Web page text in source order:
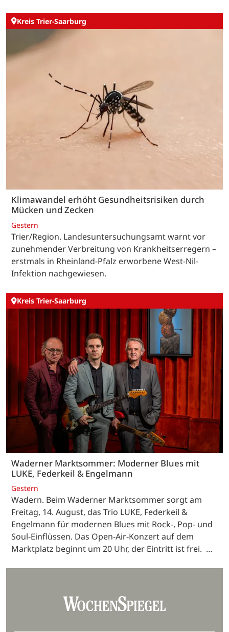
Kreis Trier-Saarburg
Klimawandel erhöht Gesundheitsrisiken durch
Mücken und Zecken
Gestern
Trier/Region. Landesuntersuchungsamt warnt vor
zunehmender Verbreitung von Krankheitserregern –
erstmals in Rheinland-Pfalz erworbene West-Nil-
Infektion nachgewiesen.
Kreis Trier-Saarburg
Waderner Marktsommer: Moderner Blues mit
LUKE, Federkeil & Engelmann
Gestern
Wadern. Beim Waderner Marktsommer sorgt am
Freitag, 14. August, das Trio LUKE, Federkeil &
Engelmann für modernen Blues mit Rock-, Pop- und
Soul-Einflüssen. Das Open-Air-Konzert auf dem
Marktplatz beginnt um 20 Uhr, der Eintritt ist frei. …